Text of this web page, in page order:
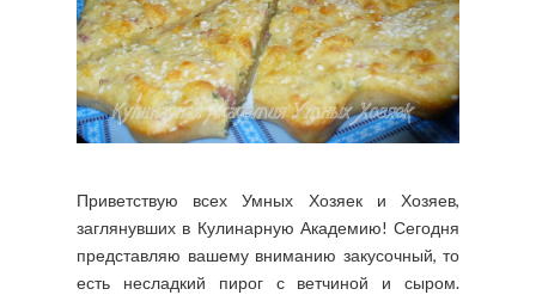
Приветствую всех Умных Хозяек и Хозяев,
заглянувших в Кулинарную Академию! Сегодня
представляю вашему вниманию закусочный, то
есть несладкий пирог с ветчиной и сыром.